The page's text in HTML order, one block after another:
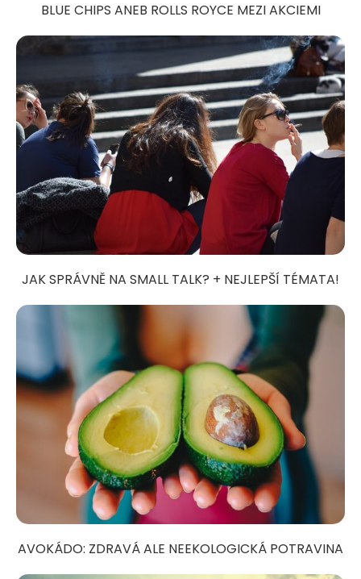
BLUE CHIPS ANEB ROLLS ROYCE MEZI AKCIEMI
JAK SPRÁVNĚ NA SMALL TALK? + NEJLEPŠÍ TÉMATA!
AVOKÁDO: ZDRAVÁ ALE NEEKOLOGICKÁ POTRAVINA